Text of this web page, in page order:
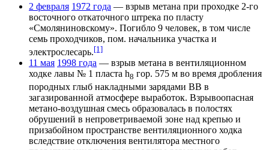
2 февраля 1972 года — взрыв метана при проходке 2-го
восточного откаточного штрека по пласту
«Смоляниновскому». Погибло 9 человек, в том числе
семь проходчиков, пом. начальника участка и
электрослесарь.[1]
11 мая 1998 года — взрыв метана в вентиляционном
ходке лавы № 1 пласта h8 гор. 575 м во время дробления
породных глыб накладными зарядами ВВ в
загазированной атмосфере выработок. Взрывоопасная
метано-воздушная смесь образовалась в полостях
обрушений в непроветриваемой зоне над крепью и
призабойном пространстве вентиляционного ходка
вследствие отключения вентилятора местного